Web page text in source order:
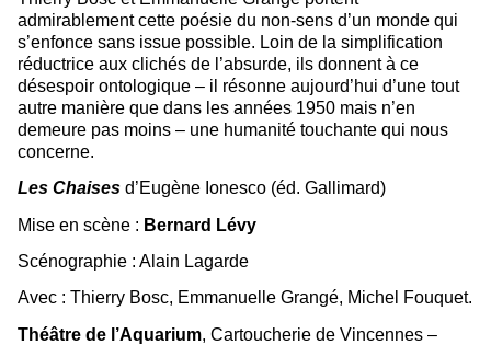
admirablement cette poésie du non-sens d’un monde qui
s’enfonce sans issue possible. Loin de la simplification
réductrice aux clichés de l’absurde, ils donnent à ce
désespoir ontologique – il résonne aujourd’hui d’une tout
autre manière que dans les années 1950 mais n’en
demeure pas moins – une humanité touchante qui nous
concerne.
Les Chaises d’Eugène Ionesco (éd. Gallimard)
Mise en scène : Bernard Lévy
Scénographie : Alain Lagarde
Avec : Thierry Bosc, Emmanuelle Grangé, Michel Fouquet.
Théâtre de l’Aquarium, Cartoucherie de Vincennes –